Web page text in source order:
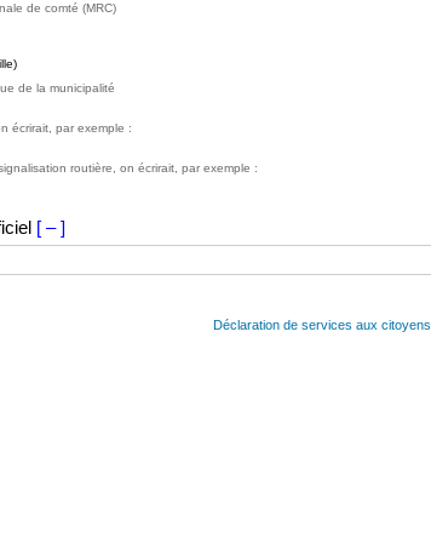
de comté (MRC)
de la municipalité
écrirait, par exemple :
routière, on écrirait, par exemple :
[ – ]
Déclaration de services aux citoyens